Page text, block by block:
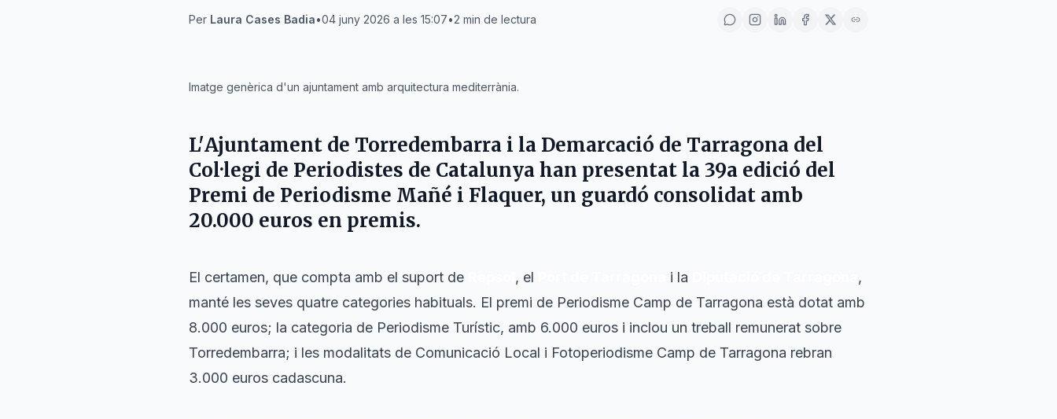
Per Laura Cases Badia•04 juny 2026 a les 15:07•2 min de lectura
Imatge genèrica d'un ajuntament amb arquitectura mediterrània.
L'Ajuntament de Torredembarra i la Demarcació de Tarragona del
Col·legi de Periodistes de Catalunyahan presentat la 39a edició del
Premi de Periodisme Mañé i Flaquer, un guardó consolidat amb
20.000 euros en premis.
El certamen, que compta amb el suport de , el i la
,
manté les seves quatre categories habituals. El premi de Periodisme Camp de Tarragona està dotat amb
8.000 euros; la categoria de Periodisme Turístic, amb 6.000 euros i inclou un treball remunerat sobre
Torredembarra; i les modalitats de Comunicació Local i Fotoperiodisme Camp de Tarragona rebran
3.000 euros cadascuna.